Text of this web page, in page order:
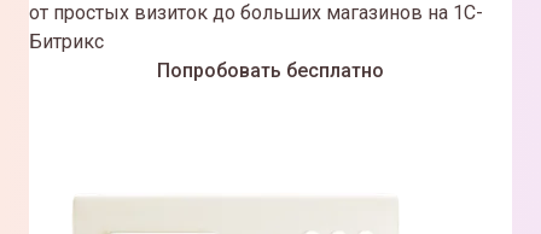
от простых визиток до больших магазинов на 1С-
Битрикс
Попробовать бесплатно